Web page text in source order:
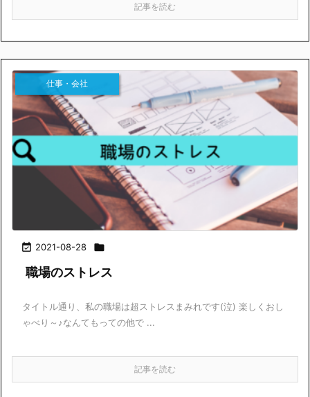
記事を読む
 2021-08-28 
仕事・会社
職場のストレス
タイトル通り、私の職場は超ストレスまみれです(泣) 楽しくおし
ゃべり～♪なんてもっての他で ...
記事を読む